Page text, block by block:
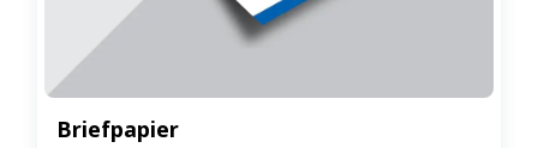
Briefpapier